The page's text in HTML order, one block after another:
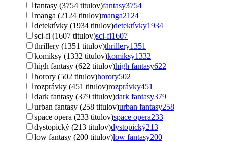
fantasy (3754 titulov)fantasy3754
manga (2124 titulov)manga2124
detektívky (1934 titulov)detektívky1934
sci-fi (1607 titulov)sci-fi1607
thrillery (1351 titulov)thrillery1351
komiksy (1332 titulov)komiksy1332
high fantasy (622 titulov)high fantasy622
horory (502 titulov)horory502
rozprávky (451 titulov)rozprávky451
dark fantasy (379 titulov)dark fantasy379
urban fantasy (258 titulov)urban fantasy258
space opera (233 titulov)space opera233
dystopický (213 titulov)dystopický213
low fantasy (200 titulov)low fantasy200